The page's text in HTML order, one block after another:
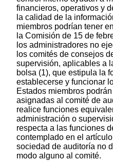
financieros, operativos y
la calidad de la
miembros podrían tener
la Comisión de 15 de
los administradores no
los comités de consejos
supervisión, aplicables a
bolsa (1), que estipula la
establecerse y funcionar
Estados miembros
asignadas al comité de
realice funciones
administración o
respecta a las funciones
contemplado en el
sociedad de auditoría no
modo alguno al comité.